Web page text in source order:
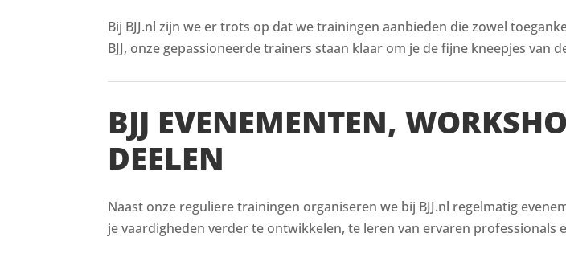
Bij BJJ.nl zijn we er trots op dat we trainingen aanbieden die zowel
BJJ, onze gepassioneerde trainers staan klaar om je de fijne kneepjes
BJJ EVENEMENTEN,
DEELEN
Naast onze reguliere trainingen organiseren we bij BJJ.nl regelmatig
je vaardigheden verder te ontwikkelen, te leren van ervaren professionals